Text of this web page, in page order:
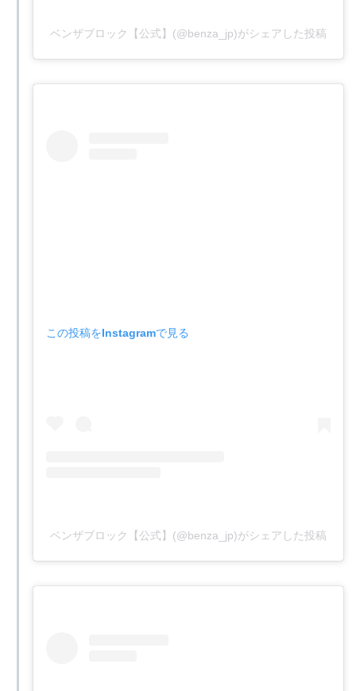
ベンザブロック【公式】(@benza_jp)がシェアした投稿
この投稿をInstagramで見る
ベンザブロック【公式】(@benza_jp)がシェアした投稿